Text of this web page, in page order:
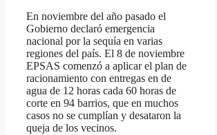
En noviembre del año pasado el
Gobierno declaró emergencia
nacional por la sequía en varias
regiones del país. El 8 de noviembre
EPSAS comenzó a aplicar el plan de
racionamiento con entregas en de
agua de 12 horas cada 60 horas de
corte en 94 barrios, que en muchos
casos no se cumplían y desataron la
queja de los vecinos.